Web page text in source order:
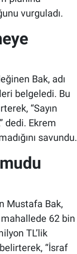
vurguladı.
Bak, adı
belgeledi. Bu
“Sayın
dedi. Ekrem
savundu.
Mustafa Bak,
62 bin
TL’lik
“İsraf